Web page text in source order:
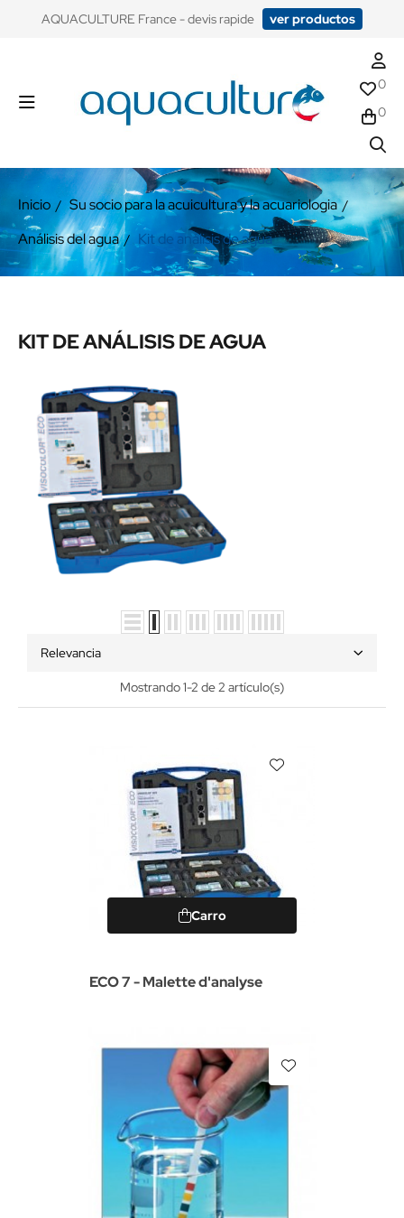
​AQUACULTURE France - devis rapide ver productos
0
0
Inicio
Su socio para la acuicultura y la acuariologia
Análisis del agua
Kit de análisis de agua
KIT DE ANÁLISIS DE AGUA
Relevancia
Mostrando 1-2 de 2 artículo(s)
Carro
ECO 7 - Malette d'analyse